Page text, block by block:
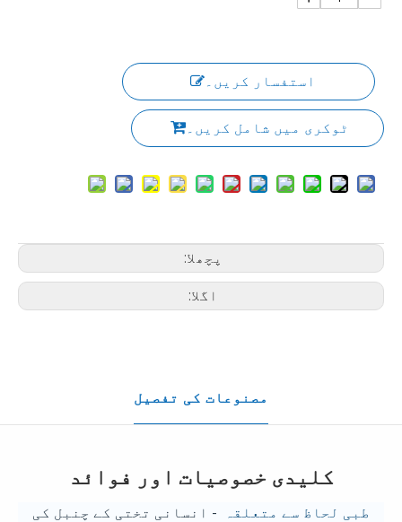
استفسار کریں۔
ٹوکری میں شامل کریں۔
پچھلا:
اگلا:
مصنوعات کی تفصیل
کلیدی خصوصیات اور فوائد
طبی لحاظ سے متعلقہ
- انسانی تختی کے چنبل کی